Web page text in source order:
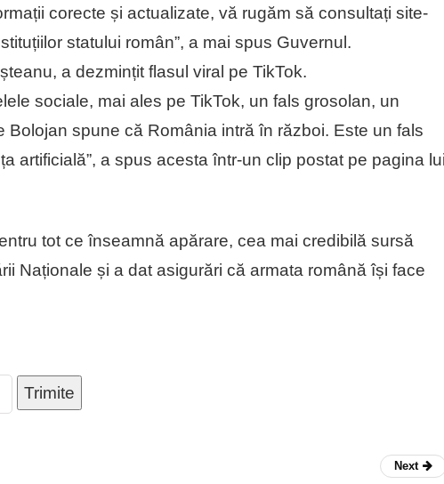
corecte și actualizate, vă rugăm să consultați site-
statului român”, a mai spus Guvernul.
a dezmințit flasul viral pe TikTok.
sociale, mai ales pe TikTok, un fals grosolan, un
Bolojan spune că România intră în război. Este un fals
artificială”, a spus acesta într-un clip postat pe pagina lui
tot ce înseamnă apărare, cea mai credibilă sursă
Naționale și a dat asigurări că armata română își face
Trimite
Next